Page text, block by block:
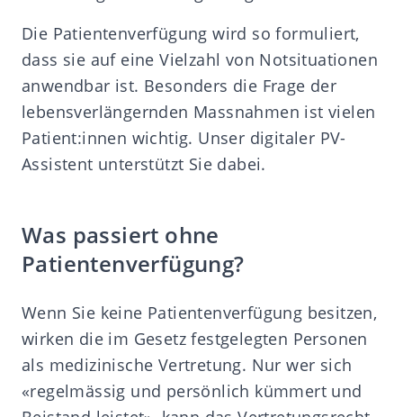
Die Patientenverfügung wird so formuliert,
dass sie auf eine Vielzahl von Notsituationen
anwendbar ist. Besonders die Frage der
lebensverlängernden Massnahmen ist vielen
Patient:innen wichtig. Unser digitaler PV-
Assistent unterstützt Sie dabei.
Was passiert ohne
Patientenverfügung?
Wenn Sie keine Patientenverfügung besitzen,
wirken die im Gesetz festgelegten Personen
als medizinische Vertretung. Nur wer sich
«regelmässig und persönlich kümmert und